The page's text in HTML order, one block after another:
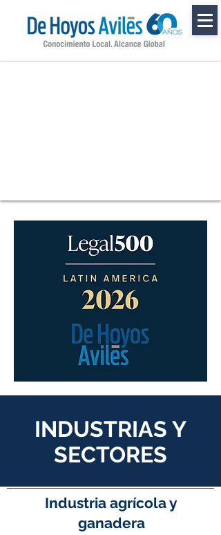
INDUSTRIAS Y
SECTORES
Industria agrícola y
ganadera